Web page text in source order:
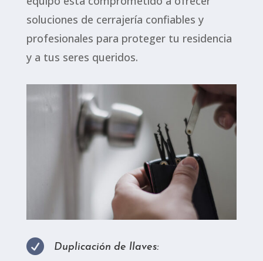
soluciones de cerrajería confiables y
profesionales para proteger tu residencia
y a tus seres queridos.
 Duplicación de llaves: